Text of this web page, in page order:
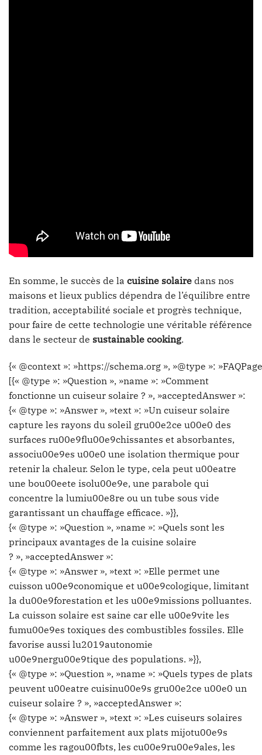
En somme, le succès de la cuisine solaire dans nos
maisons et lieux publics dépendra de l’équilibre entre
tradition, acceptabilité sociale et progrès technique,
pour faire de cette technologie une véritable référence
dans le secteur de sustainable cooking.
{« @context »: »https://schema.org », »@type »:
[{« @type »: »Question », »name »: »Comment
fonctionne un cuiseur solaire ? », »acceptedAnswer »:
{« @type »: »Answer », »text »: »Un cuiseur solaire
capture les rayons du soleil gru00e2ce u00e0 des
surfaces ru00e9flu00e9chissantes et absorbantes,
associu00e9es u00e0 une isolation thermique pour
retenir la chaleur. Selon le type, cela peut u00eatre
une bou00eete isolu00e9e, une parabole qui
concentre la lumiu00e8re ou un tube sous vide
garantissant un chauffage efficace. »}},
{« @type »: »Question », »name »: »Quels sont les
principaux avantages de la cuisine solaire
? », »acceptedAnswer »:
{« @type »: »Answer », »text »: »Elle permet une
cuisson u00e9conomique et u00e9cologique, limitant
la du00e9forestation et les u00e9missions polluantes.
La cuisson solaire est saine car elle u00e9vite les
fumu00e9es toxiques des combustibles fossiles. Elle
favorise aussi lu2019autonomie
u00e9nergu00e9tique des populations. »}},
{« @type »: »Question », »name »: »Quels types de plats
peuvent u00eatre cuisinu00e9s gru00e2ce u00e0 un
cuiseur solaire ? », »acceptedAnswer »:
{« @type »: »Answer », »text »: »Les cuiseurs solaires
conviennent parfaitement aux plats mijotu00e9s
comme les ragou00fbts, les cu00e9ru00e9ales, les